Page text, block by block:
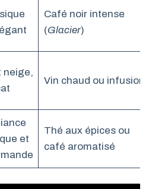
Café noir intense
(Glacier)
neige,
Vin chaud ou infusion
et
Thé aux épices ou
café aromatisé